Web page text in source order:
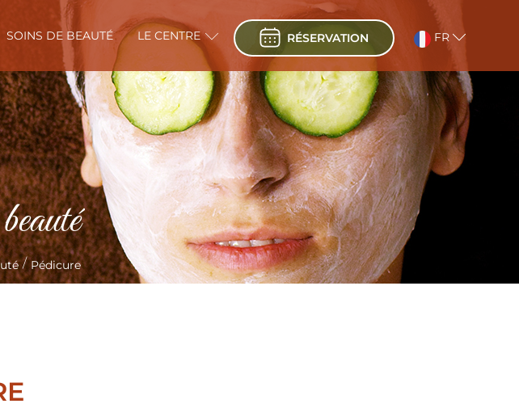
SOINS DE BEAUTÉ LE CENTRE RÉSERVATION FR
/ Pédicure